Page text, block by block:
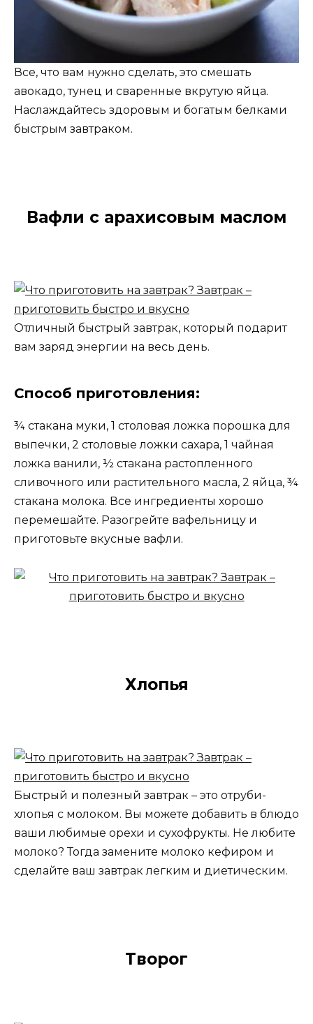
Все, что вам нужно сделать, это смешать
авокадо, тунец и сваренные вкрутую яйца.
Наслаждайтесь здоровым и богатым белками
быстрым завтраком.
Вафли с арахисовым маслом
Отличный быстрый завтрак, который подарит
вам заряд энергии на весь день.
Способ приготовления:
¾ стакана муки, 1 столовая ложка порошка для
выпечки, 2 столовые ложки сахара, 1 чайная
ложка ванили, ½ стакана растопленного
сливочного или растительного масла, 2 яйца, ¾
стакана молока. Все ингредиенты хорошо
перемешайте. Разогрейте вафельницу и
приготовьте вкусные вафли.
Хлопья
Быстрый и полезный завтрак – это отруби-
хлопья с молоком. Вы можете добавить в блюдо
ваши любимые орехи и сухофрукты. Не любите
молоко? Тогда замените молоко кефиром и
сделайте ваш завтрак легким и диетическим.
Творог